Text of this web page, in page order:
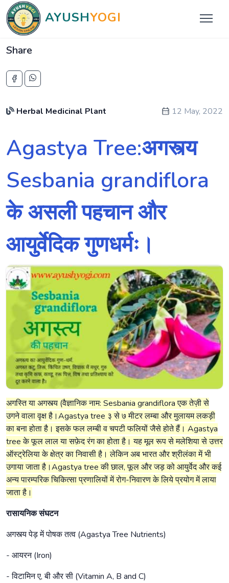
AYUSHYOGI
Share
Herbal Medicinal Plant 12 May, 2022
Agastya Tree:अगस्त्य
Sesbania grandiflora
के असली पहचान और
आयुर्वेदिक गुणधर्मः।
अगस्ति या अगस्त्य (वैज्ञानिक नाम: Sesbania grandiflora एक तेज़ी से
उगने वाला वृक्ष है।Agastya tree ३ से ७ मीटर लम्बा और मुलायम लकड़ी
का बना होता है। इसके फल लम्बी व चपटी फलियों जैसे होते हैं। Agastya
tree के फूल लाल या सफ़ेद रंग का होता है। यह मूल रूप से मलेशिया से उत्तर
ऑस्ट्रेलिया के क्षेत्र का निवासी है। लेकिन अब भारत और श्रीलंका में भी
उगाया जाता है।Agastya tree की छाल, फूल और जड़ को आयुर्वेद और कई
अन्य पारम्परिक चिकित्सा प्रणालियों में रोग-निवारण के लिये प्रयोग में लाया
जाता है।
रासायनिक संघटन
अगस्त्य पेड़ में पोषक तत्व (Agastya Tree Nutrients)
- आयरन (Iron)
- विटामिन ए, बी और सी (Vitamin A, B and C)